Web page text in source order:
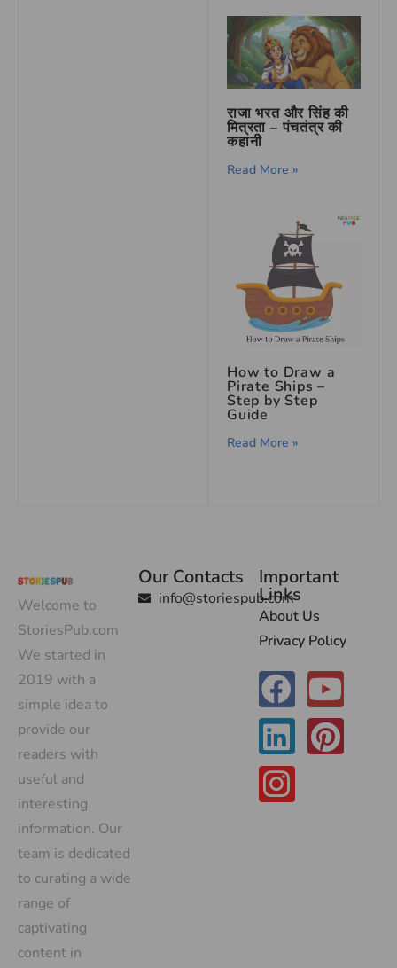
राजा भरत और सिंह की
मित्रता – पंचतंत्र की
कहानी
Read More »
How to Draw a
Pirate Ships –
Step by Step
Guide
Read More »
Welcome to
StoriesPub.com
We started in
2019 with a
simple idea to
provide our
readers with
useful and
interesting
information. Our
team is dedicated
to curating a wide
range of
captivating
content in
Our Contacts
info@storiespub.com
Important
Links
About Us
Privacy Policy